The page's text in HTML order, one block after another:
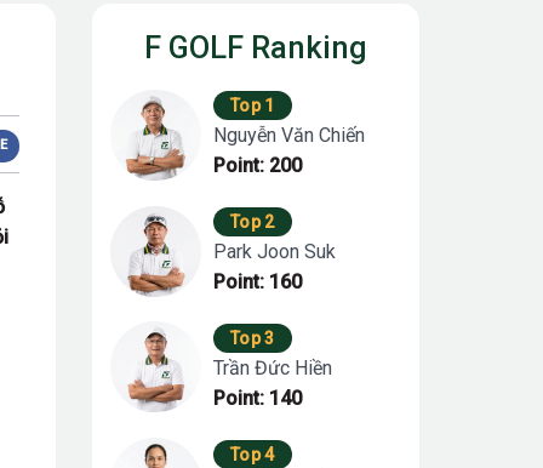
F GOLF Ranking
Top 1
Nguyễn Văn Chiến
Point: 200
Top 2
Park Joon Suk
Point: 160
Top 3
Trần Đức Hiền
Point: 140
Top 4